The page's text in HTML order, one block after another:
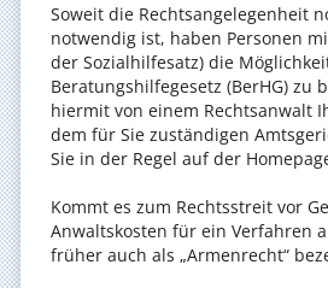
Soweit die Rechtsangelegenheit
notwendig ist, haben Personen
der Sozialhilfesatz) die
Beratungshilfegesetz (BerHG) zu
hiermit von einem Rechtsanwalt
dem für Sie zuständigen
Sie in der Regel auf der
Kommt es zum Rechtsstreit vor
Anwaltskosten für ein Verfahren
früher auch als „Armenrecht“